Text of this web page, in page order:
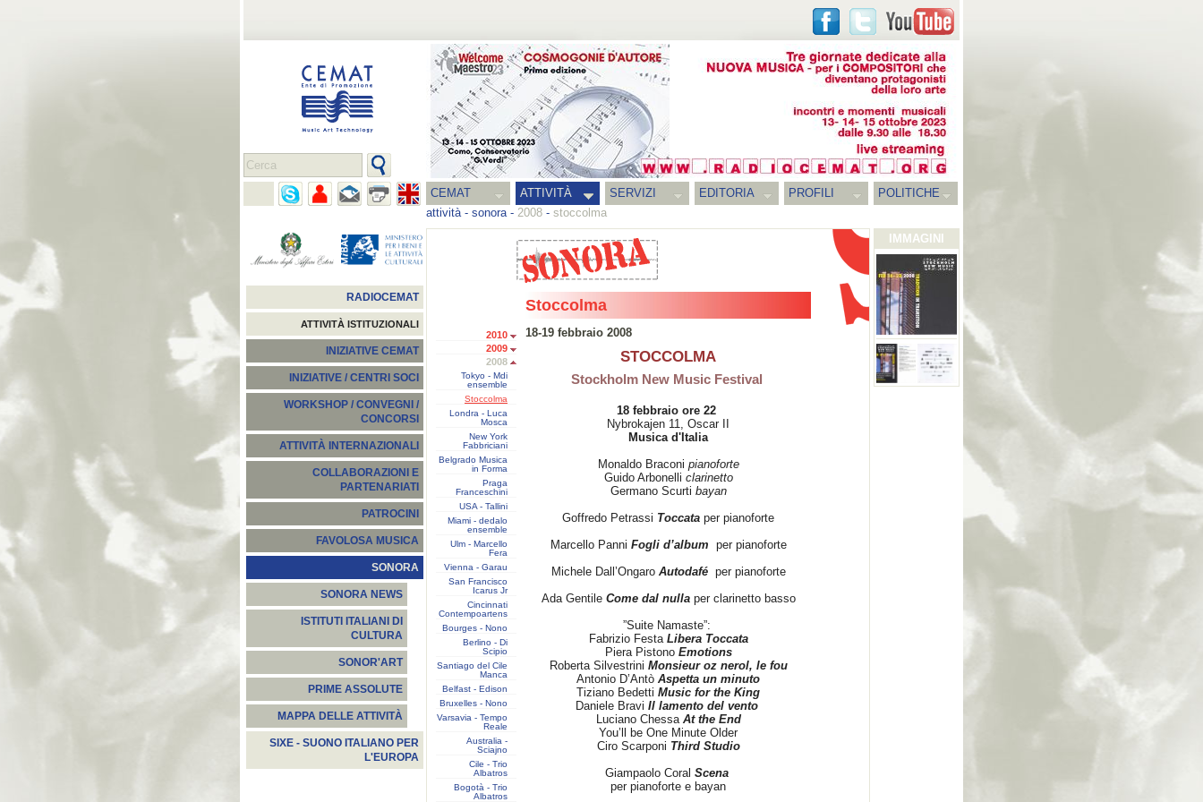
CEMAT ATTIVITÀ SERVIZI EDITORIA PROFILI
POLITICHE
attività- sonora- 2008 - stoccolma
RADIOCEMAT
ATTIVITÀ ISTITUZIONALI
INIZIATIVE CEMAT
INIZIATIVE / CENTRI SOCI
WORKSHOP / CONVEGNI /
CONCORSI
ATTIVITÀ INTERNAZIONALI
COLLABORAZIONI E
PARTENARIATI
PATROCINI
FAVOLOSA MUSICA
SONORA
SONORA NEWS
ISTITUTI ITALIANI DI
CULTURA
SONOR'ART
PRIME ASSOLUTE
MAPPA DELLE ATTIVITÀ
SIXE - SUONO ITALIANO PER
L'EUROPA
2010
2009
2008
Tokyo - Mdi
ensemble
Stoccolma
Londra - Luca
Mosca
New York
Fabbriciani
Belgrado Musica
in Forma
Praga
Franceschini
USA - Tallini
Miami - dedalo
ensemble
Ulm - Marcello
Fera
Vienna - Garau
San Francisco
Icarus Jr
Cincinnati
Contempoartens
Bourges - Nono
Berlino - Di
Scipio
Santiago del Cile
Manca
Belfast - Edison
Bruxelles - Nono
Varsavia - Tempo
Reale
Australia -
Sciajno
Cile - Trio
Albatros
Bogotà - Trio
Albatros
Stoccolma
18-19 febbraio 2008
STOCCOLMA
Stockholm New Music Festival
18 febbraio ore 22
Nybrokajen 11, Oscar II
Musica d'Italia
Monaldo Braconi pianoforte
Guido Arbonelli clarinetto
Germano Scurti bayan
Goffredo Petrassi Toccata per pianoforte
Marcello Panni Fogli d’album per pianoforte
Michele Dall’Ongaro Autodaféper pianoforte
Ada Gentile Come dal nullaper clarinetto basso
”Suite Namaste”:
Fabrizio Festa Libera Toccata
Piera Pistono Emotions
Roberta Silvestrini Monsieur oz nerol, le fou
Antonio D’Antò Aspetta un minuto
Tiziano Bedetti Music for the King
Daniele Bravi Il lamento del vento
Luciano Chessa At the End
You’ll be One Minute Older
Ciro Scarponi Third Studio
Giampaolo Coral Scena
per pianoforte e bayan
IMMAGINI